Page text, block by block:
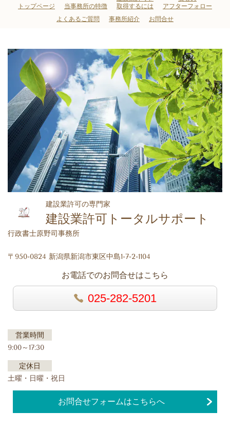
トップページ 当事務所の特徴
取得するには
アフターフォロー
よくあるご質問
事務所紹介 お問合せ
建設業許可の専門家
建設業許可トータルサポート
行政書士原野司事務所
〒950-0824 新潟県新潟市東区中島1-7-2-1104
お電話でのお問合せはこちら
025-282-5201
営業時間
9:00～17:30
定休日
土曜・日曜・祝日
お問合せフォームはこちらへ